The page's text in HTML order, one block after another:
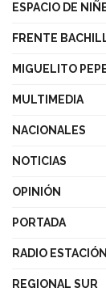
ESPACIO DE
FRENTE
MIGUELITO
MULTIMEDIA
NACIONALES
NOTICIAS
OPINIÓN
PORTADA
RADIO
REGIONAL SUR